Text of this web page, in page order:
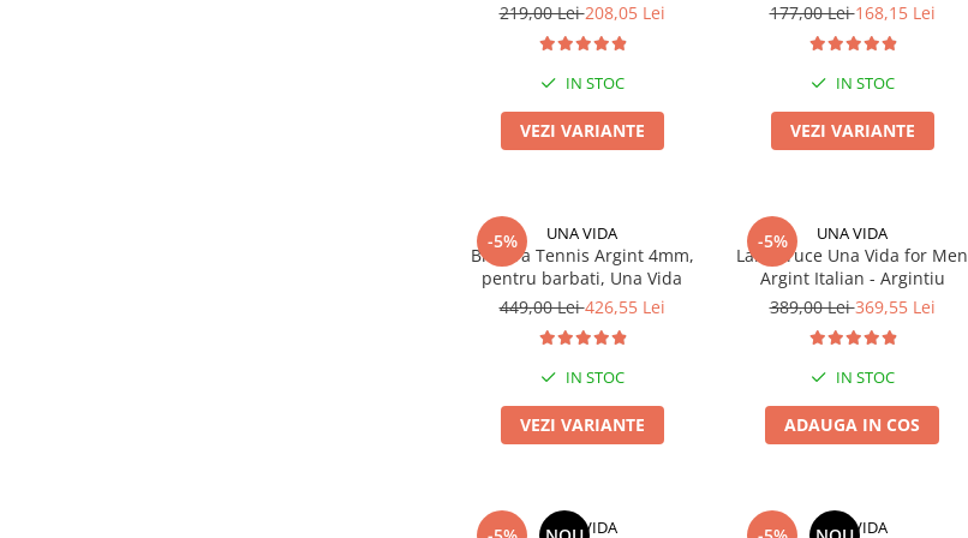
219,00 Lei208,05 Lei
IN STOC
VEZI VARIANTE
177,00 Lei168,15 Lei
IN STOC
VEZI VARIANTE
-5% UNA VIDA
Bratara Tennis Argint 4mm,
pentru barbati, Una Vida
449,00 Lei426,55 Lei
IN STOC
VEZI VARIANTE
-5% UNA VIDA
Lant Cruce Una Vida for Men
Argint Italian - Argintiu
389,00 Lei369,55 Lei
IN STOC
ADAUGA IN COS
UNA VIDA UNA VIDA